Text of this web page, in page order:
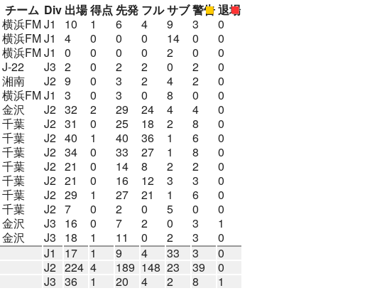
チーム Div 出場得点 先発 フルサブ警告退場
横浜FMJ1 10 1 6 4 9 3
0
横浜FMJ1 4 0 0 0 14 0
0
横浜FMJ1 0 0 0 0 2 0
0
J-22
J3 2 0 2 2 0 2
0
湘南
J2 9 0 3 2 4 2
0
横浜FMJ1 3 0 3 0 8 0
0
金沢 J2 32 2 29 24 4 4
0
千葉 J2 31 0 25 18 2 8
0
千葉 J2 40 1 40 36 1 6
0
千葉 J2 34 0 33 27 1 8
0
千葉 J2 21 0 14 8 2 2
0
千葉 J2 21 0 16 12 3 3
0
千葉 J2 29 1 27 21 1 6
0
千葉 J2 7 0 2 0 5 0
0
金沢 J3 16 0 7 2 0 3
1
金沢 J3 18 1 11 0 2 3
0
J1 17 1 9 4 33 3
0
J2 224 4 189 148 23 39
0
J3 36 1 20 4 2 8 1